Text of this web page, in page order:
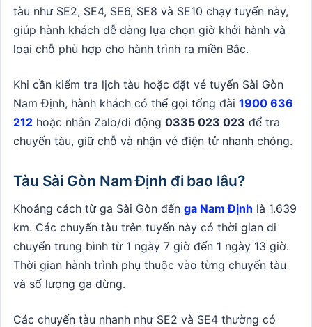
tàu như SE2, SE4, SE6, SE8 và SE10 chạy tuyến này,
giúp hành khách dễ dàng lựa chọn giờ khởi hành và
loại chỗ phù hợp cho hành trình ra miền Bắc.
Khi cần kiểm tra lịch tàu hoặc đặt vé tuyến Sài Gòn
Nam Định, hành khách có thể gọi tổng đài 1900 636
212 hoặc nhắn Zalo/di động 0335 023 023 để tra
chuyến tàu, giữ chỗ và nhận vé điện tử nhanh chóng.
Tàu Sài Gòn Nam Định đi bao lâu?
Khoảng cách từ ga Sài Gòn đến ga Nam Định là 1.639
km. Các chuyến tàu trên tuyến này có thời gian di
chuyển trung bình từ 1 ngày 7 giờ đến 1 ngày 13 giờ.
Thời gian hành trình phụ thuộc vào từng chuyến tàu
và số lượng ga dừng.
Các chuyến tàu nhanh như SE2 và SE4 thường có